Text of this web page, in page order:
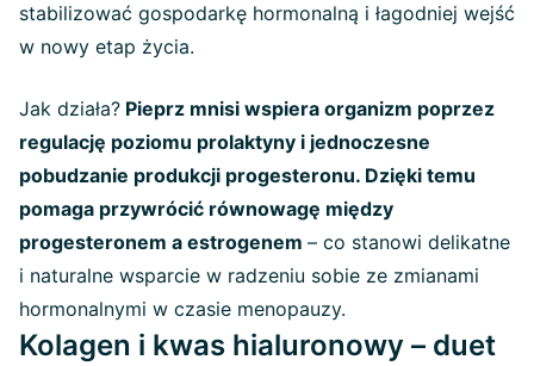
stabilizować gospodarkę hormonalną i łagodniej wejść
w nowy etap życia.
Jak działa? Pieprz mnisi wspiera organizm poprzez
regulację poziomu prolaktyny i jednoczesne
pobudzanie produkcji progesteronu. Dzięki temu
pomaga przywrócić równowagę między
progesteronem a estrogenem – co stanowi delikatne
i naturalne wsparcie w radzeniu sobie ze zmianami
hormonalnymi w czasie menopauzy.
Kolagen i kwas hialuronowy – duet